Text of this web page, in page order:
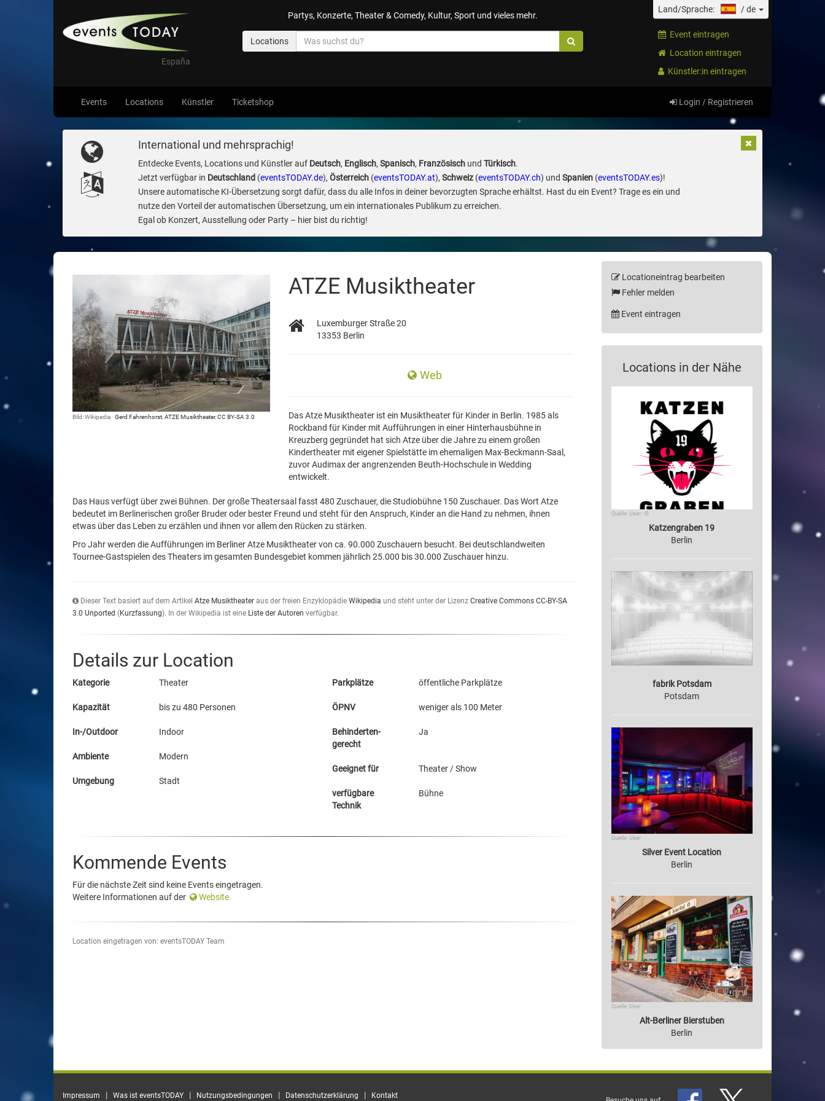
España
Partys, Konzerte, Theater & Comedy, Kultur, Sport und vieles mehr.
Locations
Land/Sprache: /de
Event eintragen
Location eintragen
Künstler:in eintragen
Events Locations Künstler Ticketshop Login / Registrieren
International und mehrsprachig!
Entdecke Events, Locations und Künstler auf Deutsch, Englisch, Spanisch, Französischund Türkisch.
Jetzt verfügbar in Deutschland (eventsTODAY.de), Österreich(eventsTODAY.at), Schweiz(eventsTODAY.ch) und Spanien(eventsTODAY.es)!
Unsere automatische KI-Übersetzung sorgt dafür, dass du alle Infos in deiner bevorzugten Sprache erhältst. Hast du ein Event? Trage es ein und
nutze den Vorteil der automatischen Übersetzung, um ein internationales Publikum zu erreichen.
Egal ob Konzert, Ausstellung oder Party – hier bist du richtig!
Bild: Wikipedia · Gerd Fahrenhorst,ATZE Musiktheater,CC BY-SA 3.0
ATZE Musiktheater
Luxemburger Straße 20
13353 Berlin
Web
Das Atze Musiktheater ist ein Musiktheater für Kinder in Berlin. 1985 als
Rockband für Kinder mit Aufführungen in einer Hinterhausbühne in
Kreuzberg gegründet hat sich Atze über die Jahre zu einem großen
Kindertheater mit eigener Spielstätte im ehemaligen Max-Beckmann-Saal,
zuvor Audimax der angrenzenden Beuth-Hochschule in Wedding
entwickelt.
Das Haus verfügt über zwei Bühnen. Der große Theatersaal fasst 480 Zuschauer, die Studiobühne 150 Zuschauer. Das Wort Atze
bedeutet im Berlinerischen großer Bruder oder bester Freund und steht für den Anspruch, Kinder an die Hand zu nehmen, ihnen
etwas über das Leben zu erzählen und ihnen vor allem den Rücken zu stärken.
Pro Jahr werden die Aufführungen im Berliner Atze Musiktheater von ca. 90.000 Zuschauern besucht. Bei deutschlandweiten
Tournee-Gastspielen des Theaters im gesamten Bundesgebiet kommen jährlich 25.000 bis 30.000 Zuschauer hinzu.
Dieser Text basiert auf dem Artikel Atze Musiktheater aus der freien Enzyklopädie Wikipedia und steht unter der Lizenz Creative Commons CC-BY-SA
3.0 Unported (Kurzfassung). In der Wikipedia ist eine Liste der Autoren verfügbar.
Details zur Location
Kategorie Theater
Kapazität bis zu 480 Personen
In-/Outdoor Indoor
Ambiente Modern
Umgebung Stadt
Parkplätze öffentliche Parkplätze
ÖPNV weniger als 100 Meter
Behinderten-
gerecht
Ja
Geeignet für Theater / Show
verfügbare
Technik
Bühne
Kommende Events
Für die nächste Zeit sind keine Events eingetragen.
Weitere Informationen auf der
Website
Location eingetragen von: eventsTODAY Team
Locationeintrag bearbeiten
Fehler melden
Event eintragen
Locations in der Nähe
Quelle: User · ©
Katzengraben 19
Berlin
fabrik Potsdam
Potsdam
Quelle: User
Silver Event Location
Berlin
Quelle: User
Alt-Berliner Bierstuben
Berlin
Impressum | Was ist eventsTODAY | Nutzungsbedingungen | Datenschutzerklärung | Kontakt